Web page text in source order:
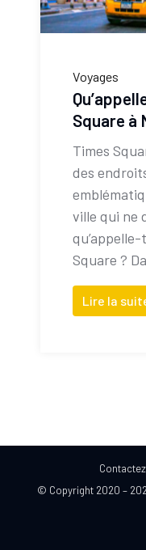
Voyages
Square à
Times
des
ville qui ne
Square ?
Lire la
© Copyright 2020 –